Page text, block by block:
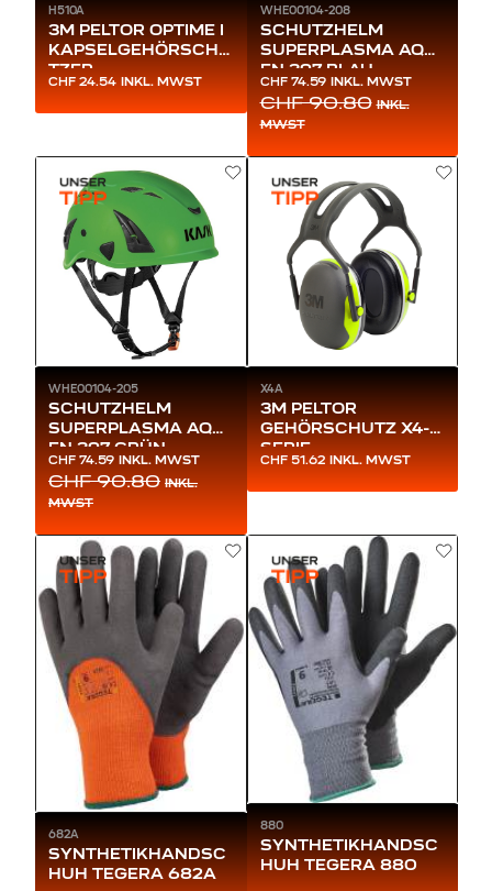
H510A
3M PELTOR OPTIME I
KAPSELGEHÖRSCHÜ
TZER
CHF 24.54 INKL. MWST
WHE00104-208
SCHUTZHELM
SUPERPLASMA AQ
EN 397 BLAU
CHF 74.59 INKL. MWST
CHF 90.80 INKL.
MWST
WHE00104-205
SCHUTZHELM
SUPERPLASMA AQ
EN 397 GRÜN
CHF 74.59 INKL. MWST
CHF 90.80 INKL.
MWST
X4A
3M PELTOR
GEHÖRSCHUTZ X4-
SERIE
SCHWARZ/GRÜN
CHF 51.62 INKL. MWST
682A
SYNTHETIKHANDSC
HUH TEGERA 682A
880
SYNTHETIKHANDSC
HUH TEGERA 880